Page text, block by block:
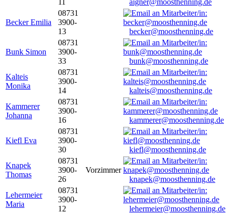
aigner@moosthenning.de
Becker Emilia
08731
3900-
13
becker@moosthenning.de
Bunk Simon
08731
3900-
33
bunk@moosthenning.de
Kalteis
Monika
08731
3900-
14
kalteis@moosthenning.de
Kammerer
Johanna
08731
3900-
16
kammerer@moosthenning.de
Kiefl Eva
08731
3900-
30
kiefl@moosthenning.de
Knapek
Thomas
08731
3900-
26
Vorzimmer
knapek@moosthenning.de
Lehermeier
Maria
08731
3900-
12
lehermeier@moosthenning.de